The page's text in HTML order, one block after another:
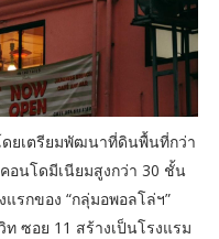
ดยเตรียมพัฒนาที่ดินพื้นที่กว่า
อนโดมีเนียมสูงกว่า 30 ชั้น
แรกของ “กลุ่มอพอลโล่ฯ”
ซอย 11 สร้างเป็นโรงแรม